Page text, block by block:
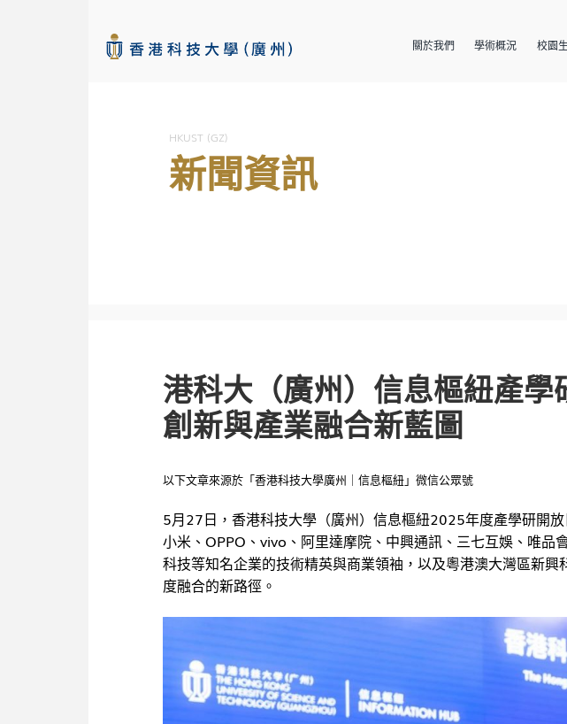
關於我們 學術概況 校園
HKUST (GZ)
新聞資訊
港科大（廣州）信息樞紐產
創新與產業融合新藍圖
以下文章來源於「香港科技大學廣州｜信息樞紐」微信公眾號
5月27日，香港科技大學（廣州）信息樞紐2025年度產學研開
小米、OPPO、vivo、阿里達摩院、中興通訊、三七互娛、唯品
科技等知名企業的技術精英與商業領袖，以及粵港澳大灣區新
度融合的新路徑。